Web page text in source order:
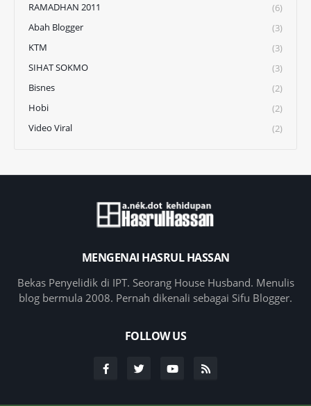
RAMADHAN 2011
(6)
Abah Blogger
(3)
KTM
(3)
SIHAT SOKMO
(3)
Bisnes
(2)
Hobi
(2)
Video Viral
(2)
MENGENAI HASRUL HASSAN
Bekas Penyelidik di IPT. Seorang House Husband. Menulis
blog bermula 2008. Pernah dikenali sebagai Sifu Blogger.
FOLLOW US